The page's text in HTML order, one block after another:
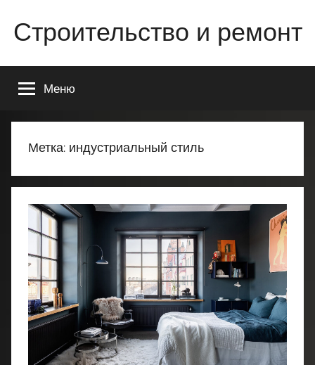
содержимому
Строительство и ремонт
строительстве
ремонте
Вашего
или
Меню
Метка: индустриальный стиль